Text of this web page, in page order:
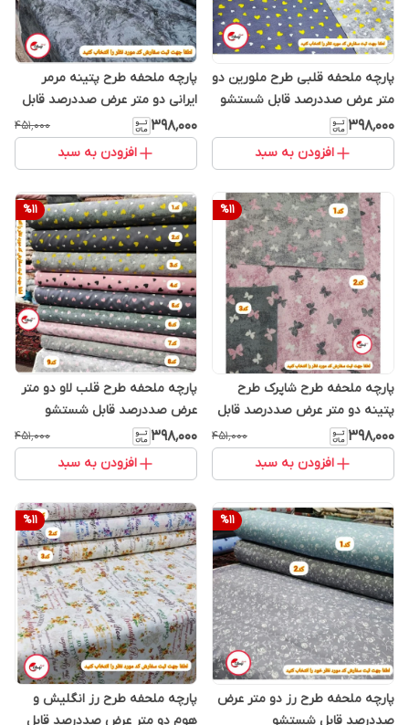
پارچه ملحفه قلبی طرح ملورین دو
متر عرض صددرصد قابل شستشو
۳۹۸٬۰۰۰
افزودن به سبد
پارچه ملحفه طرح پتینه مرمر
ایرانی دو متر عرض صددرصد قابل
شستشو
۳۹۸٬۰۰۰ ۴۵۱٬۰۰۰
افزودن به سبد
%11
پارچه ملحفه طرح شاپرک طرح
پتینه دو متر عرض صددرصد قابل
شستشو
۳۹۸٬۰۰۰ ۴۵۱٬۰۰۰
افزودن به سبد
%11
پارچه ملحفه طرح قلب لاو دو متر
عرض صددرصد قابل شستشو
۳۹۸٬۰۰۰ ۴۵۱٬۰۰۰
افزودن به سبد
%11
پارچه ملحفه طرح رز دو متر عرض
صددرصد قابل شستشو
%11
پارچه ملحفه طرح رز انگلیش و
هوم دو متر عرض صددرصد قابل